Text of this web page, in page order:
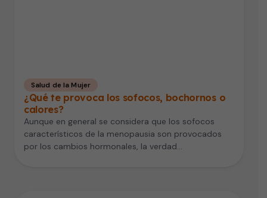
Salud de la Mujer
¿Qué te provoca los sofocos, bochornos o
calores?
Aunque en general se considera que los sofocos
característicos de la menopausia son provocados
por los cambios hormonales, la verdad…